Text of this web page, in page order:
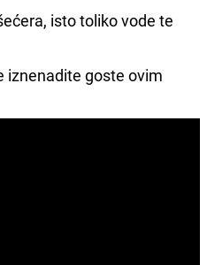
isto toliko vode te
iznenadite goste ovim